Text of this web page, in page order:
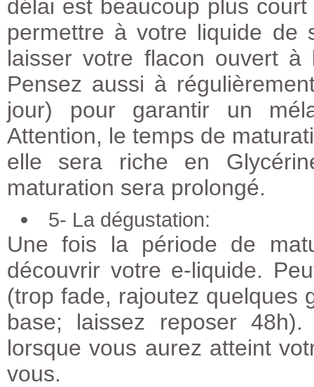
délai est beaucoup plus
permettre à votre liquide de
laisser votre flacon ouvert
Pensez aussi à
jour) pour garantir un
Attention, le temps de
elle sera riche en
maturation sera prolongé.
5- La dégustation:
Une fois la période de
découvrir votre e-liquide.
(trop fade, rajoutez quelques
base; laissez reposer
lorsque vous aurez atteint
vous.